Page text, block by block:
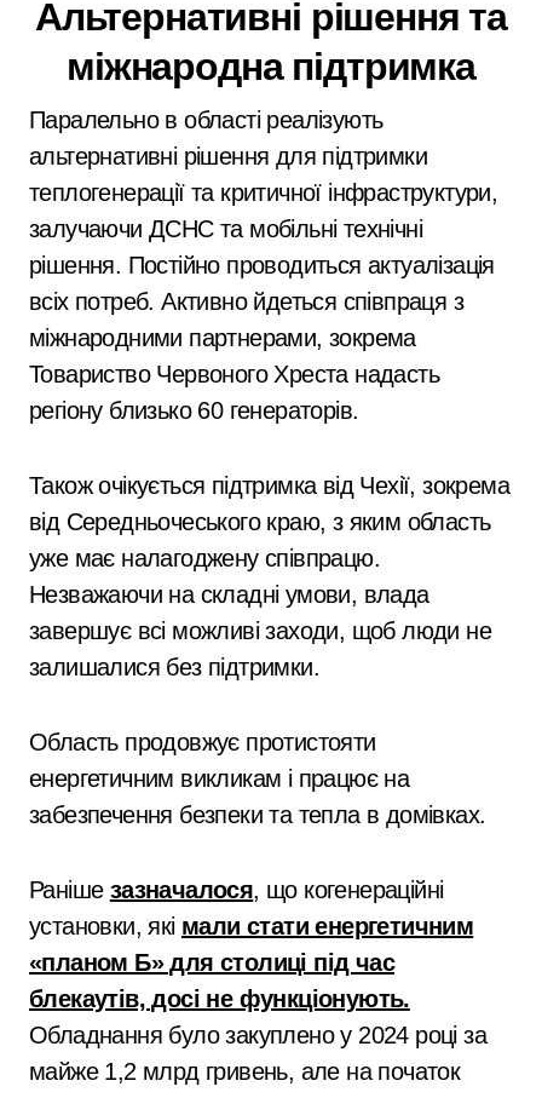
Альтернативні рішення та
міжнародна підтримка
Паралельно в області реалізують
альтернативні рішення для підтримки
теплогенерації та критичної інфраструктури,
залучаючи ДСНС та мобільні технічні
рішення. Постійно проводиться актуалізація
всіх потреб. Активно йдеться співпраця з
міжнародними партнерами, зокрема
Товариство Червоного Хреста надасть
регіону близько 60 генераторів.
Також очікується підтримка від Чехії, зокрема
від Середньочеського краю, з яким область
уже має налагоджену співпрацю.
Незважаючи на складні умови, влада
завершує всі можливі заходи, щоб люди не
залишалися без підтримки.
Область продовжує протистояти
енергетичним викликам і працює на
забезпечення безпеки та тепла в домівках.
Раніше зазначалося, що когенераційні
установки, які мали стати енергетичним
«планом Б» для столиці під час
блекаутів, досі не функціонують.
Обладнання було закуплено у 2024 році за
майже 1,2 млрд гривень, але на початок